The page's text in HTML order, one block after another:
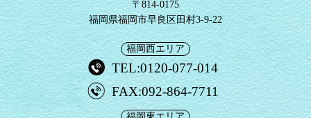
〒814-0175
福岡県福岡市早良区田村3-9-22
福岡西エリア
TEL:0120-077-014
FAX:092-864-7711